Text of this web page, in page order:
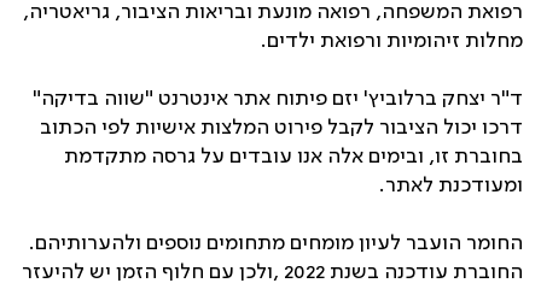
רפואת המשפחה, רפואה מונעת ובריאות הציבור, גריאטריה,
מחלות זיהומיות ורפואת ילדים.
ד"ר יצחק ברלוביץ' יזם פיתוח אתר אינטרנט "שווה בדיקה"
דרכו יכול הציבור לקבל פירוט המלצות אישיות לפי הכתוב
בחוברת זו, ובימים אלה אנו עובדים על גרסה מתקדמת
ומעודכנת לאתר.
החומר הועבר לעיון מומחים מתחומים נוספים ולהערותיהם.
החוברת עודכנה בשנת 2022 ,ולכן עם חלוף הזמן יש להיעזר